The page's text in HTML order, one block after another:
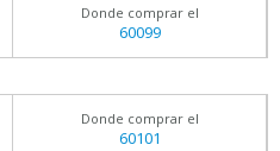
Donde comprar el
60099
Donde comprar el
60101